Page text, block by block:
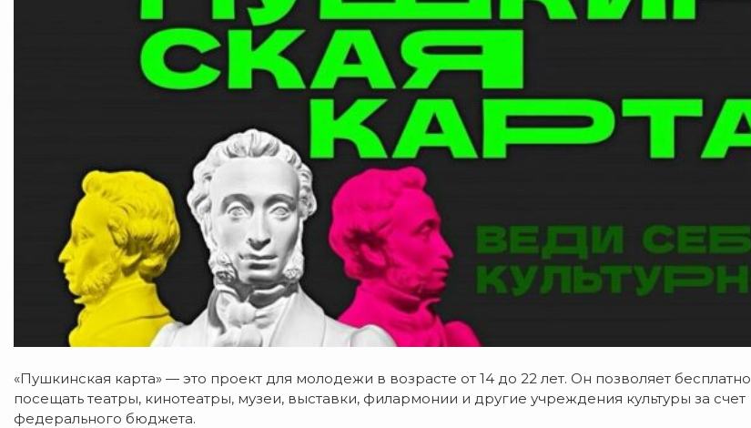
«Пушкинская карта» — это проект для молодежи в возрасте от 14 до 22 лет. Он позволяет бесплатно
посещать театры, кинотеатры, музеи, выставки, филармонии и другие учреждения культуры за счет
федерального бюджета.